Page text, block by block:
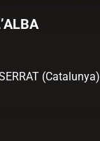
(Catalunya)